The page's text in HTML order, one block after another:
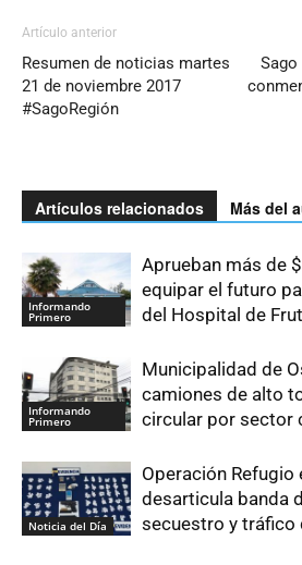
Artículo anterior
Resumen de noticias martes
21 de noviembre 2017
#SagoRegión
Sago
Artículos relacionados Más del
Informando
Primero
Aprueban más de
equipar el futuro
del Hospital de
Informando
Primero
Municipalidad de
camiones de alto
circular por sector
Noticia del Día
Operación Refugio
desarticula banda
secuestro y tráfico